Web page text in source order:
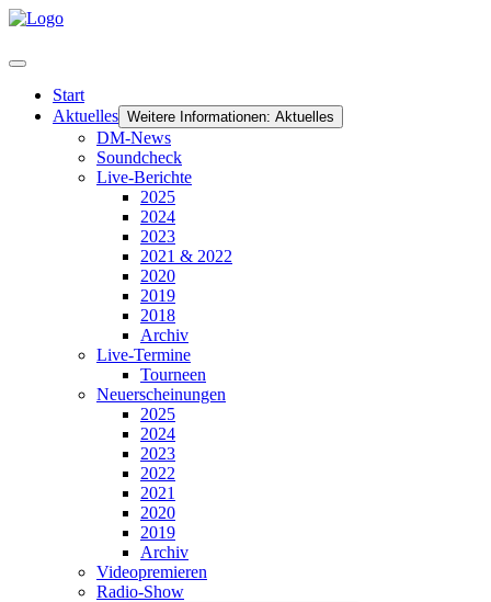
Start
Aktuelles Weitere Informationen: Aktuelles
DM-News
Soundcheck
Live-Berichte
2025
2024
2023
2021 & 2022
2020
2019
2018
Archiv
Live-Termine
Tourneen
Neuerscheinungen
2025
2024
2023
2022
2021
2020
2019
Archiv
Videopremieren
Radio-Show